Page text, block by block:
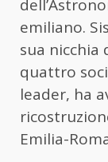
emiliano.
sua nicchia
quattro
leader, ha
Emilia-